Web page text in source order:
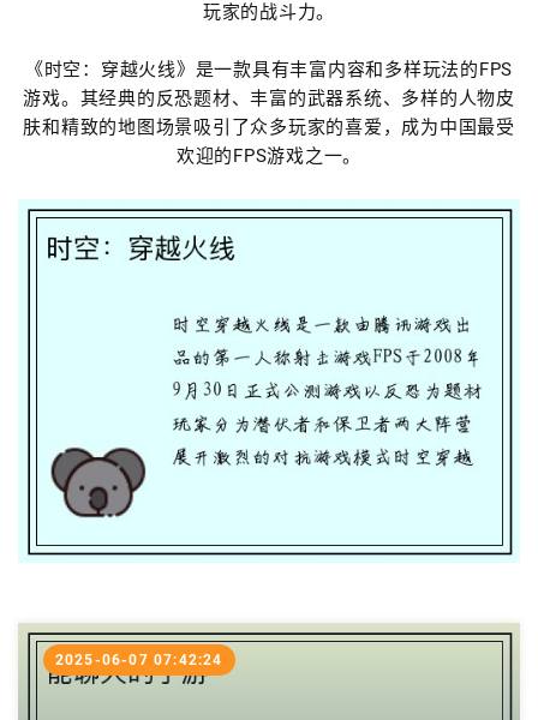
玩家的战斗力。
《时空：穿越火线》是一款具有丰富内容和多样玩法的FPS
游戏。其经典的反恐题材、丰富的武器系统、多样的人物皮
肤和精致的地图场景吸引了众多玩家的喜爱，成为中国最受
欢迎的FPS游戏之一。
2025-06-07 07:42:24